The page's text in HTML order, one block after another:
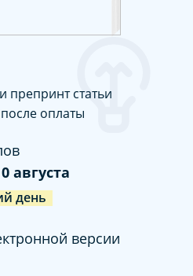
препринт статьи
оплаты
августа
день
версии